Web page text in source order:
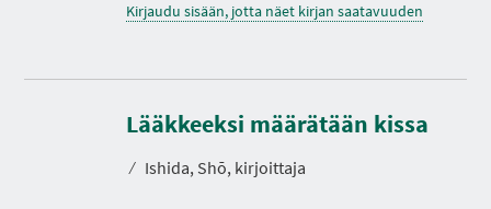
Kirjaudu sisään, jotta näet kirjan saatavuuden
Lääkkeeksi määrätään kissa
⁄ Ishida, Shō, kirjoittaja